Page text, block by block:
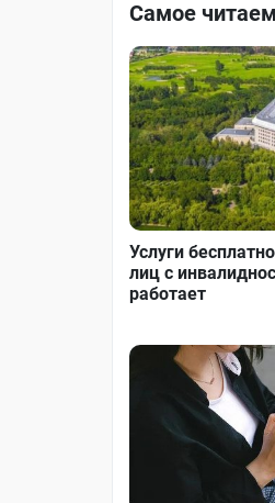
Самое
Услуги
лиц с
работает